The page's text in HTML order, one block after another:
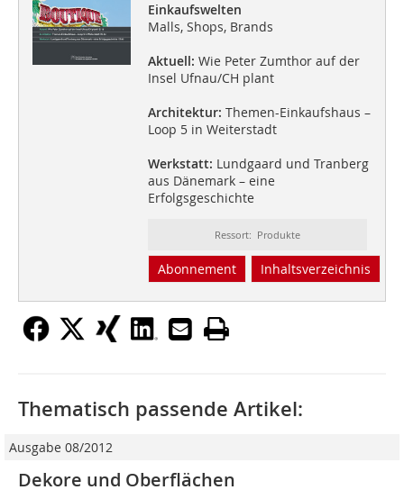
Einkaufswelten
Malls, Shops, Brands
Aktuell: Wie Peter Zumthor auf der
Insel Ufnau/CH plant
Architektur: Themen-Einkaufshaus –
Loop 5 in Weiterstadt
Werkstatt: Lundgaard und Tranberg
aus Dänemark – eine
Erfolgsgeschichte
Ressort: Produkte
Abonnement Inhaltsverzeichnis
Thematisch passende Artikel:
Ausgabe 08/2012
Dekore und Oberflächen